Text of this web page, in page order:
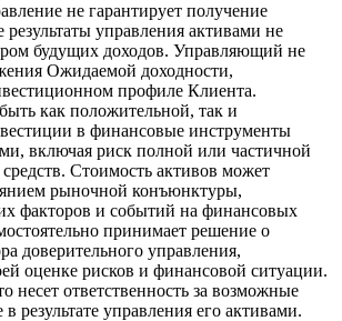
не гарантирует получение
управления активами не
будущих доходов. Управляющий не
Ожидаемой доходности,
профиле Клиента.
как положительной, так и
в финансовые инструменты
включая риск полной или частичной
Стоимость активов может
рыночной конъюнктуры,
факторов и событий на финансовых
принимает решение о
доверительного управления,
оценке рисков и финансовой ситуации.
несет ответственность за возможные
результате управления его активами.